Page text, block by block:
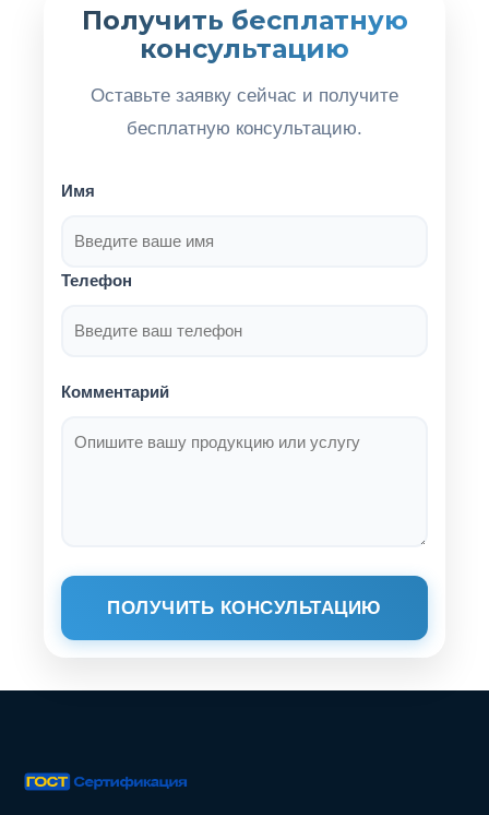
Получить бесплатную
консультацию
Оставьте заявку сейчас и получите
бесплатную консультацию.
Имя
Телефон
Комментарий
ПОЛУЧИТЬ КОНСУЛЬТАЦИЮ